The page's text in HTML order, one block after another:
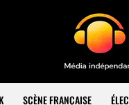
SCÈNE FRANÇAISE